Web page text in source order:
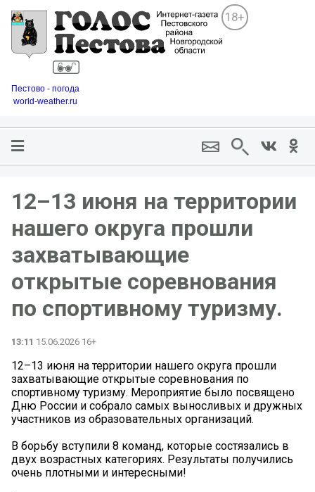
18+
Пестово - погода
world-weather.ru
12–13 июня на территории
нашего округа прошли
захватывающие
открытые соревнования
по спортивному туризму.
13:11 15.06.2026 16+
12–13 июня на территории нашего округа прошли
захватывающие открытые соревнования по
спортивному туризму. Мероприятие было посвящено
Дню России и собрало самых выносливых и дружных
участников из образовательных организаций.
В борьбу вступили 8 команд, которые состязались в
двух возрастных категориях. Результаты получились
очень плотными и интересными!